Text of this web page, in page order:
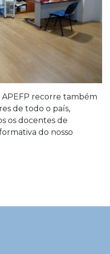
APEFP recorre também
de todo o país,
os docentes de
do nosso